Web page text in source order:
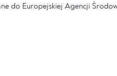
do Europejskiej Agencji